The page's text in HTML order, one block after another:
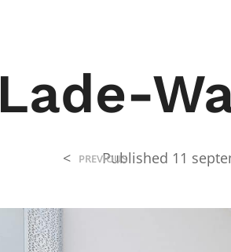
Lade-
Published 11
< PREVIOUS